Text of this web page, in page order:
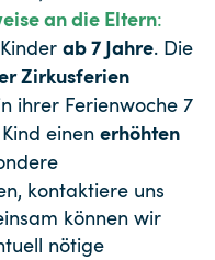
an die Eltern:
ab 7 Jahre. Die
Zirkusferien
ihrer Ferienwoche 7
einen erhöhten
kontaktiere uns
können wir
nötige